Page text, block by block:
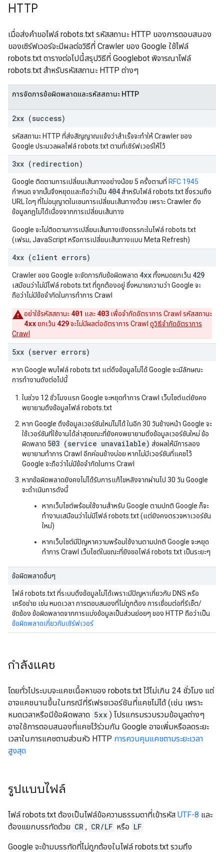
HTTP
เมื่อส่งคําขอไฟล์ robots.txt รหัสสถานะ HTTP ของการตอบสนอง
ของเซิร์ฟเวอร์จะมีผลต่อวิธีที่ Crawler ของ Google ใช้ไฟล์
robots.txt ตารางต่อไปนี้สรุปวิธีที่ Googlebot พิจารณาไฟล์
robots.txt สําหรับรหัสสถานะ HTTP ต่างๆ
การจัดการข้อผิดพลาดและรหัสสถานะ HTTP
2xx (success)
รหัสสถานะ HTTP ที่ส่งสัญญาณแจ้งว่าสำเร็จจะทำให้ Crawler ของ
Google ประมวลผลไฟล์ robots.txt ตามที่เซิร์ฟเวอร์ให้ไว้
3xx (redirection)
Google ติดตามการเปลี่ยนเส้นทางอย่างน้อย 5 ครั้งตามที่ RFC 1945
กำหนด จากนั้นจึงหยุดและถือว่าเป็น 404สำหรับไฟล์ robots.txt ซึ่งรวมถึง
URL ใดๆ ที่ไม่อนุญาตในเชนการเปลี่ยนเส้นทางด้วย เพราะ Crawler ดึง
ข้อมูลกฎไม่ได้เนื่องจากการเปลี่ยนเส้นทาง
Google จะไม่ติดตามการเปลี่ยนเส้นทางเชิงตรรกะในไฟล์ robots.txt
(เฟรม, JavaScript หรือการเปลี่ยนเส้นทางแบบ Meta Refresh)
4xx (client errors)
Crawler ของ Google จะจัดการกับข้อผิดพลาด 4xxทั้งหมดยกเว้น 429
เสมือนว่าไม่มีไฟล์ robots.txt ที่ถูกต้องอยู่ ซึ่งหมายความว่า Google จะ
ถือว่าไม่มีข้อจำกัดในการทำการ Crawl
อย่าใช้รหัสสถานะ 401 และ 403 เพื่อจํากัดอัตราการ Crawl รหัสสถานะ
4xxยกเว้น 429จะไม่มีผลต่ออัตราการ Crawl ดูวิธีจํากัดอัตราการ
Crawl
5xx (server errors)
หาก Google พบไฟล์ robots.txt แต่ดึงข้อมูลไม่ได้ Google จะมีลักษณะ
การทำงานดังต่อไปนี้
ในช่วง 12 ชั่วโมงแรก Google จะหยุดทำการ Crawl เว็บไซต์แต่ยังคง
พยายามดึงข้อมูลไฟล์ robots.txt
หาก Google ดึงข้อมูลเวอร์ชันใหม่ไม่ได้ ในอีก 30 วันข้างหน้า Google จะ
ใช้เวอร์ชันที่ใช้งานได้ล่าสุดขณะที่ยังคงพยายามดึงข้อมูลเวอร์ชันใหม่ ข้อ
ผิดพลาด 503 (service unavailable) ส่งผลให้มีการลอง
พยายามทำการ Crawl อีกค่อนข้างบ่อย หากไม่มีเวอร์ชันที่แคชไว้
Google จะถือว่าไม่มีข้อจำกัดในการ Crawl
หากข้อผิดพลาดยังคงไม่ได้รับการแก้ไขหลังจากผ่านไป 30 วัน Google
จะดำเนินการดังนี้
หากเว็บไซต์พร้อมใช้งานสำหรับ Google ตามปกติ Google ก็จะ
ทำงานเสมือนว่าไม่มีไฟล์ robots.txt (แต่ยังคงตรวจหาเวอร์ชัน
ใหม่)
หากเว็บไซต์มีปัญหาความพร้อมใช้งานตามปกติ Google จะหยุด
ทำการ Crawl เว็บไซต์ในขณะที่ยังขอไฟล์ robots.txt เป็นระยะๆ
ข้อผิดพลาดอื่นๆ
ไฟล์ robots.txt ที่ระบบดึงข้อมูลไม่ได้เพราะมีปัญหาเกี่ยวกับ DNS หรือ
เครือข่าย เช่น หมดเวลา การตอบสนองที่ไม่ถูกต้อง การเชื่อมต่อที่รีเซ็ต/
ขัดข้อง ข้อผิดพลาดจากการแบ่งข้อมูลเป็นส่วนย่อยๆ ของ HTTP ถือว่าเป็น
ข้อผิดพลาดเกี่ยวกับเซิร์ฟเวอร์
กำลังแคช
โดยทั่วไประบบจะแคชเนื้อหาของ robots.txt ไว้ไม่เกิน 24 ชั่วโมง แต่
อาจแคชนานขึ้นในกรณีที่รีเฟรชเวอร์ชันที่แคชไม่ได้ (เช่น เพราะ
หมดเวลาหรือมีข้อผิดพลาด 5xx ) โปรแกรมรวบรวมข้อมูลต่างๆ
อาจใช้การตอบสนองที่แคชไว้ร่วมกัน Google อาจเพิ่มหรือลดระยะ
เวลาในการแคชตามส่วนหัว HTTP การควบคุมแคชตามระยะเวลา
สูงสุด
รูปแบบไฟล์
ไฟล์ robots.txt ต้องเป็นไฟล์ข้อความธรรมดาที่เข้ารหัส UTF-8 และ
ต้องแยกบรรทัดด้วย CR , CR/LF หรือ LF
Google จะข้ามบรรทัดที่ไม่ถูกต้องในไฟล์ robots.txt รวมถึง